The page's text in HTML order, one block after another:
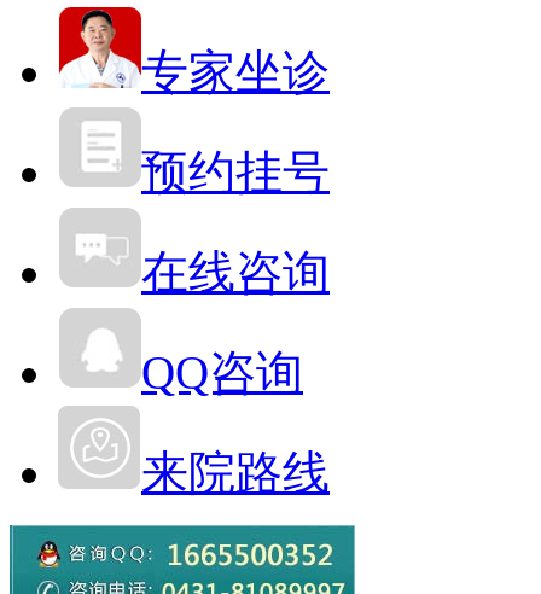
专家坐诊
预约挂号
在线咨询
QQ咨询
来院路线